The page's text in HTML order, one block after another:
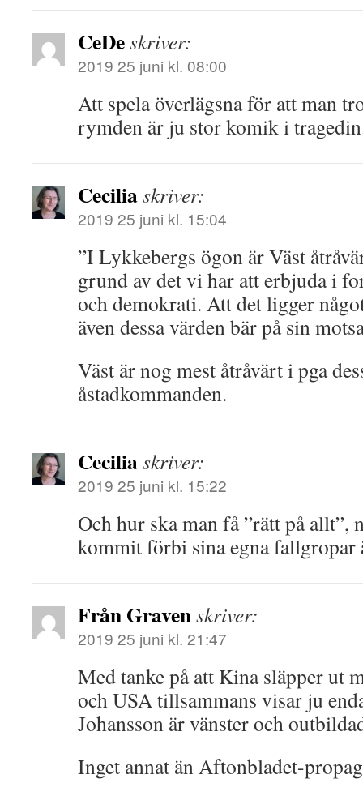
CeDeskriver:
2019 25 juni kl. 08:00
Att spela överlägsna för att man
rymden är ju stor komik i
Ceciliaskriver:
2019 25 juni kl. 15:04
”I Lykkebergs ögon är Väst
grund av det vi har att erbjuda i
och demokrati. Att det ligger
även dessa värden bär på sin
Väst är nog mest åtråvärt i pga
åstadkommanden.
Ceciliaskriver:
2019 25 juni kl. 15:22
Och hur ska man få ”rätt på allt”,
kommit förbi sina egna fallgropar
Från Gravenskriver:
2019 25 juni kl. 21:47
Med tanke på att Kina släpper ut
och USA tillsammans visar ju
Johansson är vänster och
Inget annat än Aftonbladet-